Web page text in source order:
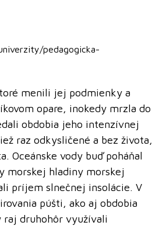
pedagogicka-
menili jej podmienky a
opare, inokedy mrzla do
obdobia jeho intenzívnej
raz odkysličené a bez života,
Oceánske vody buď poháňal
morskej hladiny morskej
príjem slnečnej insolácie. V
púšti, ako aj obdobia
druhohôr využívali